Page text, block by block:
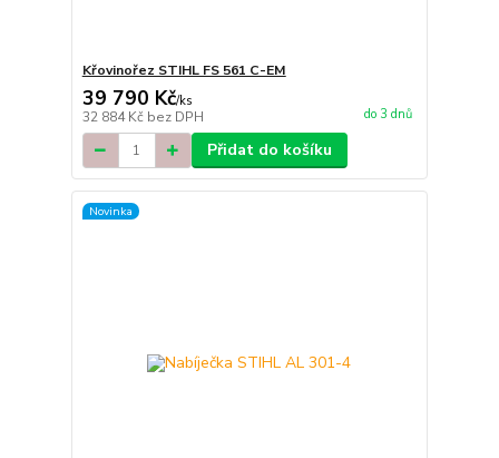
Křovinořez STIHL FS 561 C-EM
39 790 Kč/ks
32 884 Kč bez DPH do 3 dnů
Přidat do košíku
Novinka